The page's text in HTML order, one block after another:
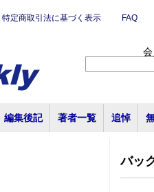
特定商取引法に基づく表示 FAQ
編集後記 著者一覧 追悼
バッ